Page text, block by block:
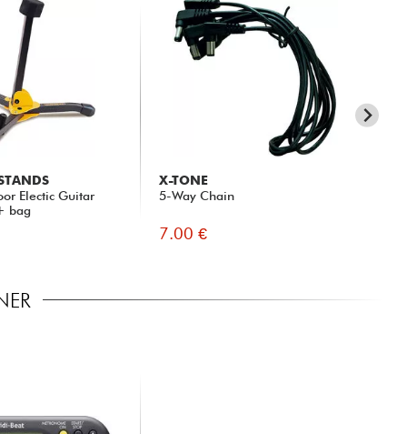
Electic Guitar
bag
X-TONE
5-Way Chain
7.00 €